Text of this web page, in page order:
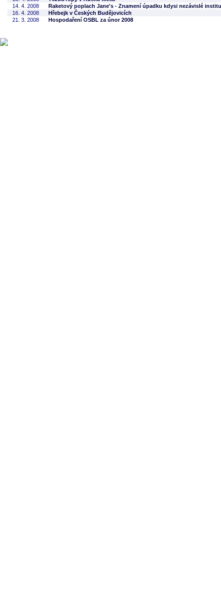
14. 4. 2008
Raketový poplach Jane's - Znamení úpadku kdysi nezávislé
16. 4. 2008
Hřebejk v Českých Budějovicích
21. 3. 2008
Hospodaření OSBL za únor 2008